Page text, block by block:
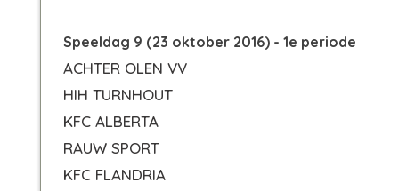
Speeldag 9 (23 oktober 2016) - 1e periode
ACHTER OLEN VV
HIH TURNHOUT
KFC ALBERTA
RAUW SPORT
KFC FLANDRIA